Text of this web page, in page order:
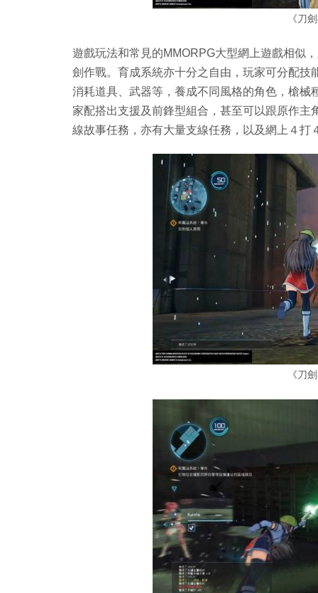
《刀
遊戲玩法和常見的MMORPG大型網上遊戲相似
劍作戰。育成系統亦十分之自由，玩家可分配
消耗道具、武器等，養成不同風格的角色，槍
家配搭出支援及前鋒型組合，甚至可以跟原作
線故事任務，亦有大量支線任務，以及網上４打
《刀